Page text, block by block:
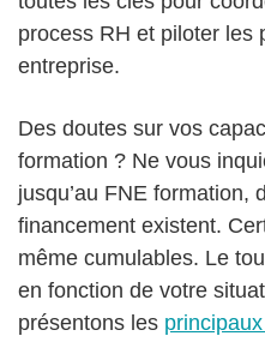
process RH et piloter les
entreprise.
Des doutes sur vos
formation ? Ne vous
jusqu’au FNE formation,
financement existent.
même cumulables. Le
en fonction de votre
présentons les